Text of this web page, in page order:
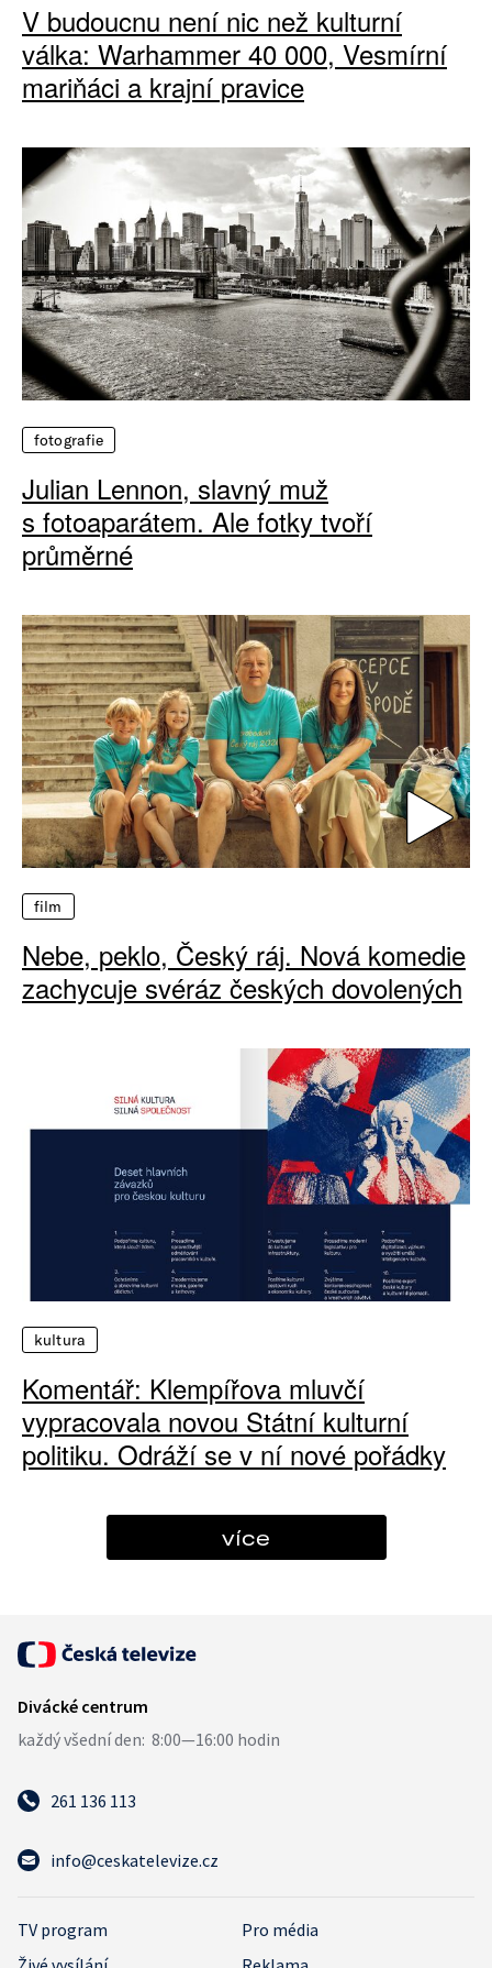
V budoucnu není nic než kulturní
válka: Warhammer 40 000, Vesmírní
mariňáci a krajní pravice
fotografie
Julian Lennon, slavný muž
s fotoaparátem. Ale fotky tvoří
průměrné
film
Nebe, peklo, Český ráj. Nová komedie
zachycuje svéráz českých dovolených
kultura
Komentář: Klempířova mluvčí
vypracovala novou Státní kulturní
politiku. Odráží se v ní nové pořádky
více
261 136 113
info@ceskatelevize.cz
TV program
Pro média